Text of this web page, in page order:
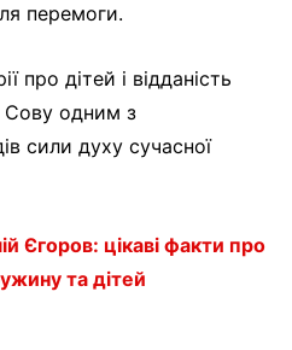
перемоги.
про дітей і відданість
Сову одним з
сили духу сучасної
Єгоров: цікаві факти про
та дітей